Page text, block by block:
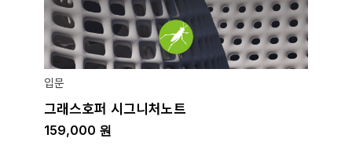
입문
그래스호퍼 시그니처노트
159,000 원